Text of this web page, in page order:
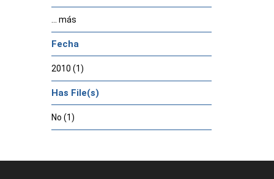
... más
Fecha
2010 (1)
Has File(s)
No (1)